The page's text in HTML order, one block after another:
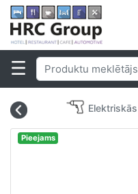
Pieejams